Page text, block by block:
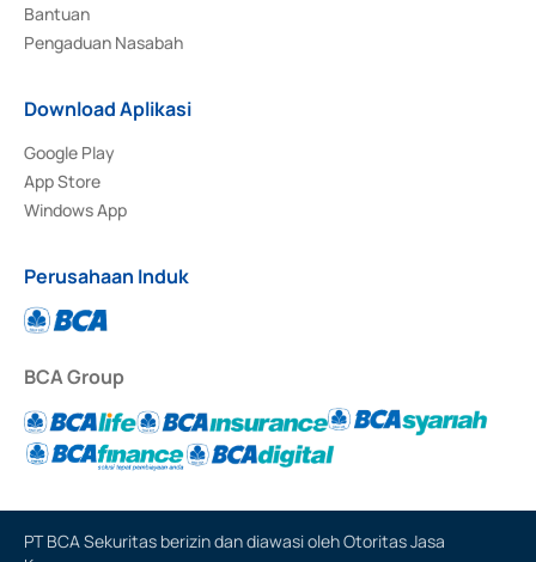
Bantuan
Pengaduan Nasabah
Download Aplikasi
Google Play
App Store
Windows App
Perusahaan Induk
BCA Group
PT BCA Sekuritas berizin dan diawasi oleh Otoritas Jasa